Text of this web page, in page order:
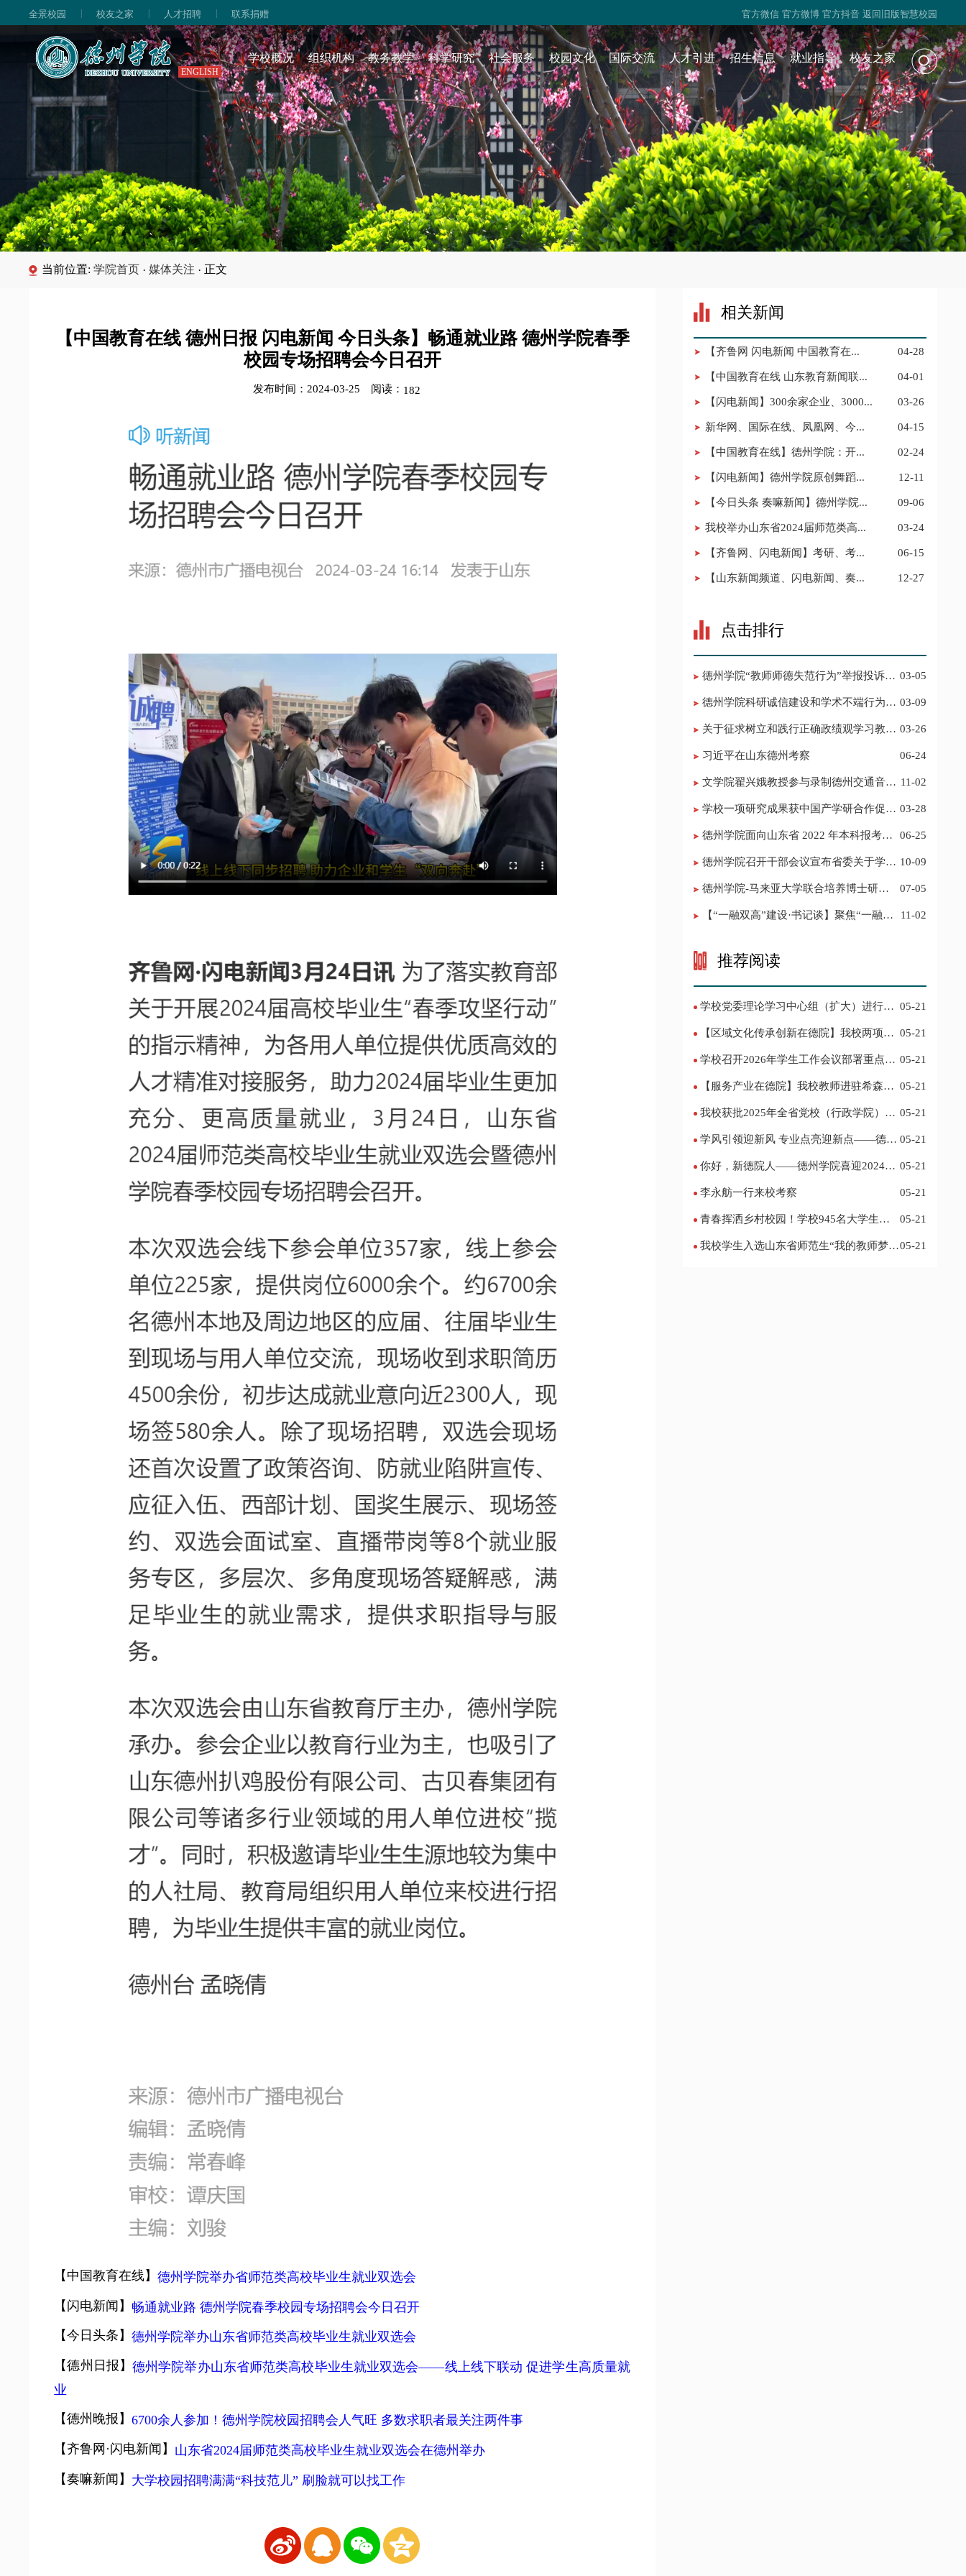
全景校园 | 校友之家 | 人才招聘 | 联系捐赠 官方微信 官方微博 官方抖音 返回旧版智慧校园
ENGLISH
学校概况 组织机构 教务教学 科学研究 社会服务 校园文化 国际交流 人才引进 招生信息 就业指导 校友之家
当前位置:学院首页 · 媒体关注 · 正文
【中国教育在线 德州日报 闪电新闻 今日头条】畅通就业路 德州学院春季
校园专场招聘会今日召开
发布时间：2024-03-25 阅读： 182
【中国教育在线】德州学院举办省师范类高校毕业生就业双选会
【闪电新闻】 畅通就业路 德州学院春季校园专场招聘会今日召开
【今日头条】德州学院举办山东省师范类高校毕业生就业双选会
【德州日报】 德州学院举办山东省师范类高校毕业生就业双选会——线上线下联动 促进学生高质量就
业
【德州晚报】6700余人参加！德州学院校园招聘会人气旺 多数求职者最关注两件事
【齐鲁网·闪电新闻】 山东省2024届师范类高校毕业生就业双选会在德州举办
【奏嘛新闻】 大学校园招聘满满“科技范儿” 刷脸就可以找工作
相关新闻
【齐鲁网 闪电新闻 中国教育在... 04-28
【中国教育在线 山东教育新闻联... 04-01
【闪电新闻】300余家企业、3000... 03-26
新华网、国际在线、凤凰网、今... 04-15
【中国教育在线】德州学院：开... 02-24
【闪电新闻】德州学院原创舞蹈... 12-11
【今日头条 奏嘛新闻】德州学院... 09-06
我校举办山东省2024届师范类高... 03-24
【齐鲁网、闪电新闻】考研、考... 06-15
【山东新闻频道、闪电新闻、奏... 12-27
点击排行
03-05
03-09
03-26
习近平在山东德州考察 06-24
11-02
03-28
06-25
10-09
07-05
11-02
推荐阅读
学校党委理论学习中心组（扩大）进行集
05-21
【区域文化传承创新在德院】我校两项作
教育优秀名单
05-21
学校召开2026年学生工作会议部署重点工
05-21
【服务产业在德院】我校教师进驻希森博
05-21
我校获批2025年全省党校（行政学院）系
05-21
学风引领迎新风 专业点亮迎新点——德州
05-21
你好，新德院人——德州学院喜迎2024级
05-21
李永舫一行来校考察 05-21
青春挥洒乡村校园！学校945名大学生赴
05-21
我校学生入选山东省师范生“我的教师梦”
05-21